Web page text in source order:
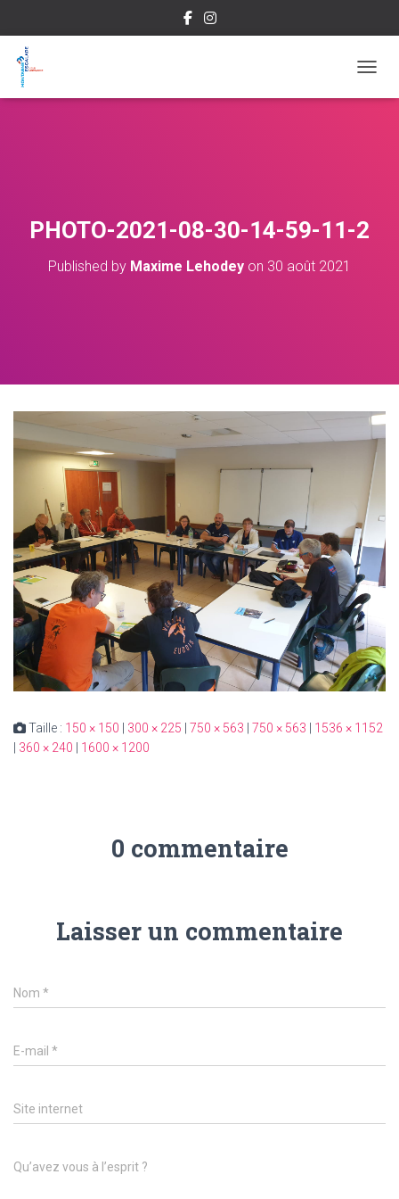
PHOTO-2021-08-30-14-59-11-2
Published by Maxime Lehodey on 30 août 2021
Taille : 150 × 150 | 300 × 225 | 750 × 563 | 750 × 563 | 1536 × 1152
| 360 × 240 | 1600 × 1200
0 commentaire
Laisser un commentaire
Nom *
E-mail *
Site internet
Qu’avez vous à l’esprit ?